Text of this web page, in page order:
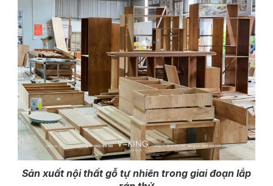
Sản xuất nội thất gỗ tự nhiên trong giai đoạn lắp